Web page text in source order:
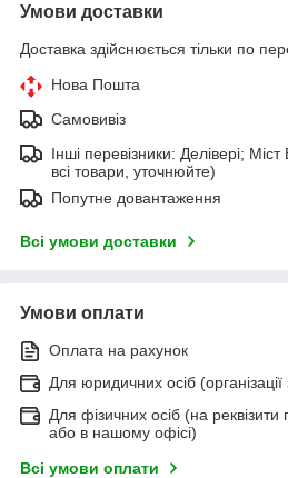
Умови доставки
Доставка здійснюється тільки по
Нова Пошта
Самовивіз
Інші перевізники: Делівері;
всі товари, уточнюйте)
Попутне довантаження
Всі умови доставки
Умови оплати
Оплата на рахунок
Для юридичних осіб
Для фізичних осіб (на
або в нашому офісі)
Всі умови оплати